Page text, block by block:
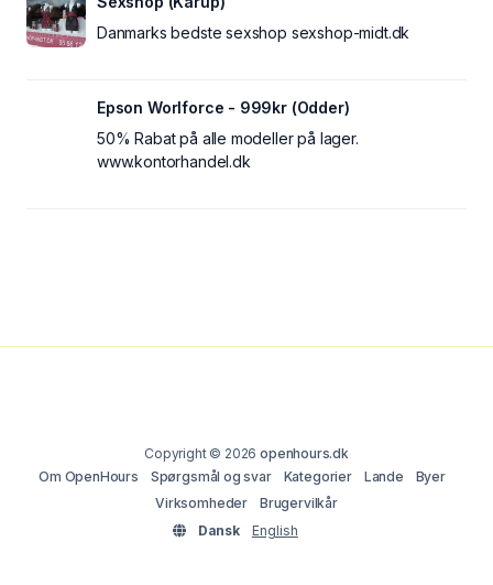
Danmarks bedste sexshop sexshop-midt.dk
Epson Worlforce - 999kr (Odder)
50% Rabat på alle modeller på lager.
www.kontorhandel.dk
Copyright © 2026openhours.dk
Om OpenHours
Spørgsmål og svar Kategorier Lande
Byer
Virksomheder
Brugervilkår
Dansk
English